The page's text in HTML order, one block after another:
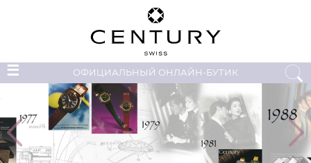
ОФИЦИАЛЬНЫЙ ОНЛАЙН-БУТИК
☰